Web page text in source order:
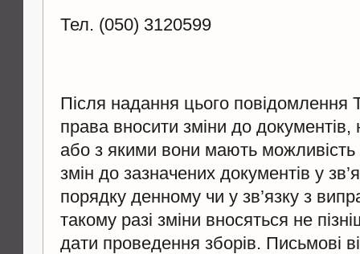
Тел. (050) 3120599
Після надання цього повідомлення
права вносити зміни до
або з якими вони мають можливість
змін до зазначених документів у
порядку денному чи у зв’язку з
такому разі зміни вносяться не
дати проведення зборів. Письмові